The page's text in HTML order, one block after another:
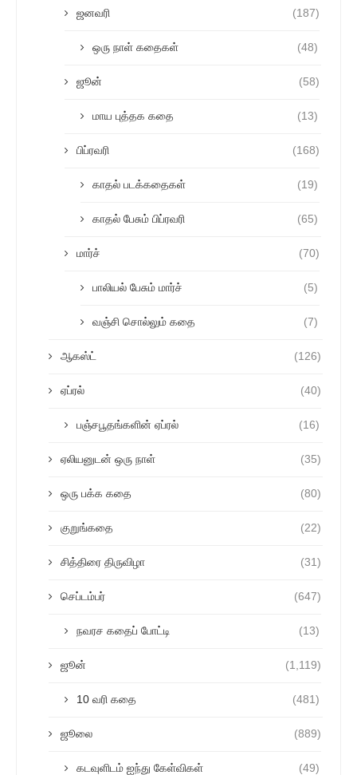
ஜனவரி (187)
ஒரு நாள் கதைகள் (48)
ஜூன் (58)
மாய புத்தக கதை (13)
பிப்ரவரி (168)
காதல் படக்கதைகள் (19)
காதல் பேசும் பிப்ரவரி (65)
மார்ச் (70)
பாலியல் பேசும் மார்ச் (5)
வஞ்சி சொல்லும் கதை (7)
ஆகஸ்ட் (126)
ஏப்ரல் (40)
பஞ்சபூதங்களின் ஏப்ரல் (16)
ஏலியனுடன் ஒரு நாள் (35)
ஒரு பக்க கதை (80)
குறுங்கதை (22)
சித்திரை திருவிழா (31)
செப்டம்பர் (647)
நவரச கதைப் போட்டி (13)
ஜூன் (1,119)
10 வரி கதை (481)
ஜூலை (889)
கடவுளிடம் ஐந்து கேள்விகள் (49)